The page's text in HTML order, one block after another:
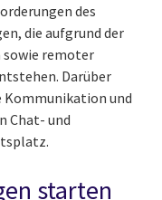
des
die aufgrund der
sowie remoter
Darüber
und
Chat- und
starten